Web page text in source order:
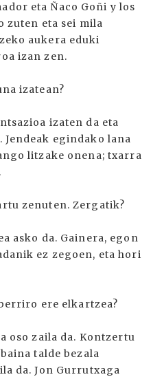
eta Ñaco Goñi y los
zuten eta sei mila
aukera eduki
izan zen.
izatean?
izaten da eta
egindako lana
litzake onena; txarra
zenuten. Zergatik?
asko da. Gainera, egon
ez zegoen, eta hori
ere elkartzea?
oso zaila da. Kontzertu
talde bezala
da. Jon Gurrutxaga